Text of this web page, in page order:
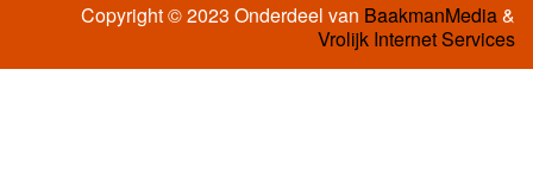
Copyright © 2023 Onderdeel van BaakmanMedia&
Vrolijk Internet Services